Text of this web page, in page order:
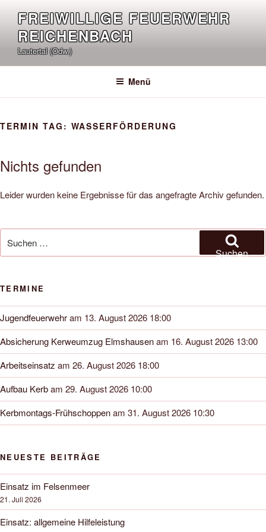
Inhalt
springen
FREIWILLIGE FEUERWEHR
REICHENBACH
Lautertal (Odw.)
Menü
TERMIN TAG: WASSERFÖRDERUNG
Nichts gefunden
Leider wurden keine Ergebnisse für das angefragte Archiv gefunden.
nach:
Suchen
TERMINE
Jugendfeuerwehram 13. August 2026 18:00
Absicherung Kerweumzug Elmshausenam 16. August 2026 13:00
Arbeitseinsatz am 26. August 2026 18:00
Aufbau Kerbam 29. August 2026 10:00
Kerbmontags-Frühschoppenam 31. August 2026 10:30
NEUESTE BEITRÄGE
Einsatz im Felsenmeer
21. Juli 2026
Einsatz: allgemeine Hilfeleistung